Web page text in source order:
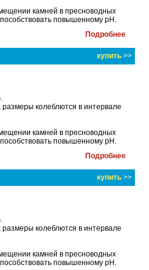
камней в пресноводных
повышенному рН.
Подробнее
купить >>
колеблются в интервале
камней в пресноводных
повышенному рН.
Подробнее
купить >>
колеблются в интервале
камней в пресноводных
повышенному рН.